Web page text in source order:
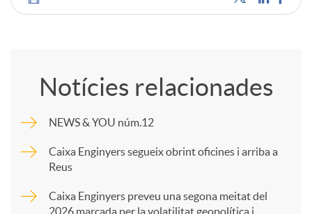
C
m
p
a
Notícies relacionades
NEWS & YOU núm.12
Caixa Enginyers segueix obrint oficines i arriba a
Reus
Caixa Enginyers preveu una segona meitat del
2026 marcada per la volatilitat geopolítica i